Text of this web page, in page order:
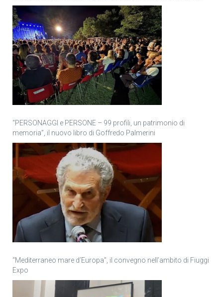
“PERSONAGGI e PERSONE – 99 profili, un patrimonio di
memoria”, il nuovo libro di Goffredo Palmerini
“Mediterraneo mare d’Europa”, il convegno nell’ambito di Fiuggi
Expo